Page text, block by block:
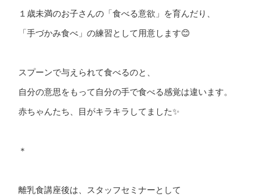
１歳未満のお子さんの「食べる意欲」を育んだり、
「手づかみ食べ」の練習として用意します😊
スプーンで与えられて食べるのと、
自分の意思をもって自分の手で食べる感覚は違います。
赤ちゃんたち、目がキラキラしてました✨
＊
離乳食講座後は、スタッフセミナーとして